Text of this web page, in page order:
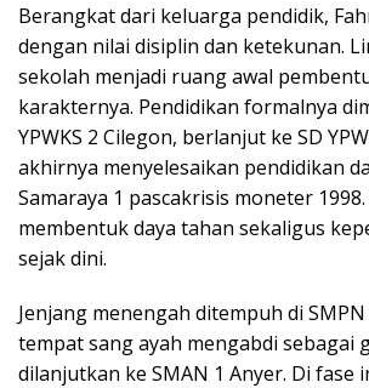
Berangkat dari keluarga pendidik,
dengan nilai disiplin dan ketekunan.
sekolah menjadi ruang awal
karakternya. Pendidikan formalnya
YPWKS 2 Cilegon, berlanjut ke SD
akhirnya menyelesaikan pendidikan
Samaraya 1 pascakrisis moneter
membentuk daya tahan sekaligus
sejak dini.
Jenjang menengah ditempuh di
tempat sang ayah mengabdi sebagai
dilanjutkan ke SMAN 1 Anyer. Di fase